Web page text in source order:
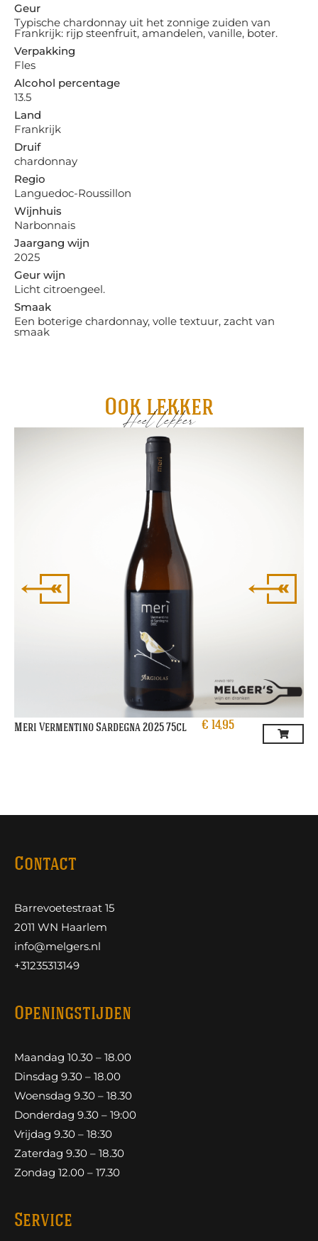
Geur
Typische chardonnay uit het zonnige zuiden van
Frankrijk: rijp steenfruit, amandelen, vanille, boter.
Verpakking
Fles
Alcohol percentage
13.5
Land
Frankrijk
Druif
chardonnay
Regio
Languedoc-Roussillon
Wijnhuis
Narbonnais
Jaargang wijn
2025
Geur wijn
Licht citroengeel.
Smaak
Een boterige chardonnay, volle textuur, zacht van
smaak
Ook lekker
Heel lekker
Meri Vermentino Sardegna 2025 75cl € 14,95
Contact
Barrevoetestraat 15
2011 WN Haarlem
info@melgers.nl
+31235313149
Openingstijden
Maandag 10.30 – 18.00
Dinsdag 9.30 – 18.00
Woensdag 9.30 – 18.30
Donderdag 9.30 – 19:00
Vrijdag 9.30 – 18:30
Zaterdag 9.30 – 18.30
Zondag 12.00 – 17.30
Service